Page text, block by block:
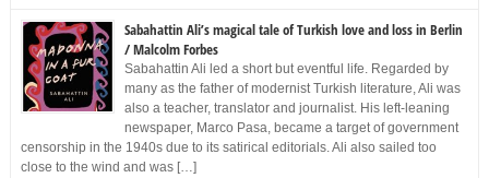
Sabahattin Ali’s magical tale of Turkish love and loss in Berlin
/ Malcolm Forbes
Sabahattin Ali led a short but eventful life. Regarded by
many as the father of modernist Turkish literature, Ali was
also a teacher, translator and journalist. His left-leaning
newspaper, Marco Pasa, became a target of government
censorship in the 1940s due to its satirical editorials. Ali also sailed too
close to the wind and was […]